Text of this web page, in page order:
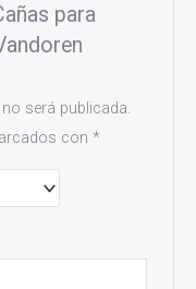
para
será publicada.
con*